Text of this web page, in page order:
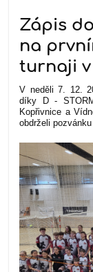
Zápis
na
turnaji v
V neděli 7. 12.
díky
D -
Kopřivnice a
obdrželi